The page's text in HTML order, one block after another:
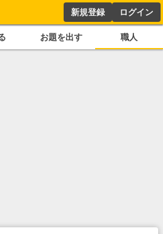
新規登録 ログイン
お題を出す 職人